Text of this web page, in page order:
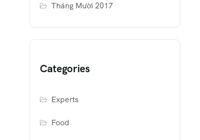
Tháng Mười 2017
Categories
Experts
Food